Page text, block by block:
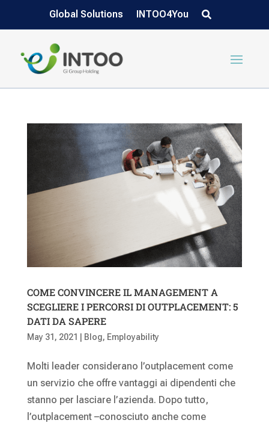
Global Solutions INTOO4You
COME CONVINCERE IL MANAGEMENT A
SCEGLIERE I PERCORSI DI OUTPLACEMENT: 5
DATI DA SAPERE
May 31, 2021 | Blog, Employability
Molti leader considerano l’outplacement come
un servizio che offre vantaggi ai dipendenti che
stanno per lasciare l’azienda. Dopo tutto,
l’outplacement –conosciuto anche come